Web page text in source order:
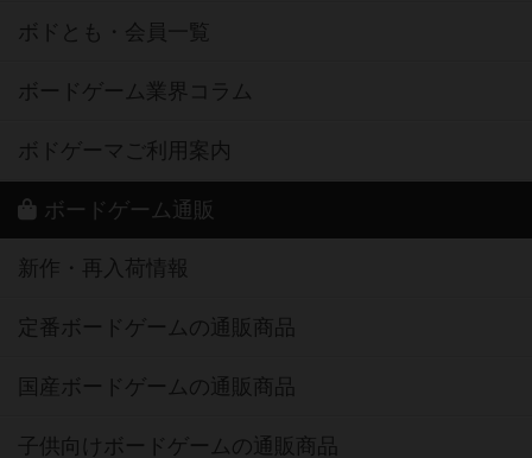
ボドとも・会員一覧
ボードゲーム業界コラム
ボドゲーマご利用案内
ボードゲーム通販
新作・再入荷情報
定番ボードゲームの通販商品
国産ボードゲームの通販商品
子供向けボードゲームの通販商品